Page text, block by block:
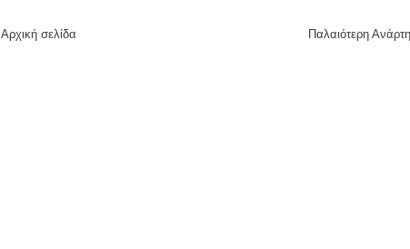
Παλαιότερη
Αρχική σελίδα